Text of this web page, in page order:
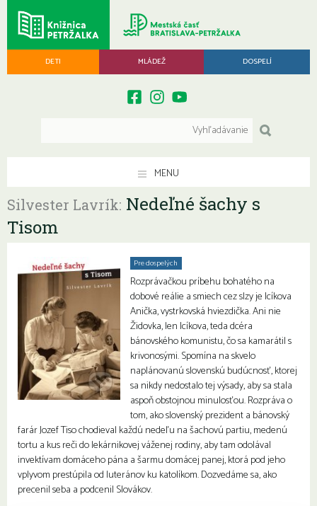
DETI MLÁDEŽ DOSPELÍ
MENU
Silvester Lavrík: Nedeľné šachy s
Tisom
Pre dospelých
Rozprávačkou príbehu bohatého na
dobové reálie a smiech cez slzy je Icíkova
Anička, vystrkovská hviezdička. Ani nie
Židovka, len Icíkova, teda dcéra
bánovského komunistu, čo sa kamarátil s
krivonosými. Spomína na skvelo
naplánovanú slovenskú budúcnosť, ktorej
sa nikdy nedostalo tej výsady, aby sa stala
aspoň obstojnou minulosťou. Rozpráva o
tom, ako slovenský prezident a bánovský
farár Jozef Tiso chodieval každú nedeľu na šachovú partiu, medenú
tortu a kus reči do lekárnikovej váženej rodiny, aby tam odolával
invektívam domáceho pána a šarmu domácej panej, ktorá pod jeho
vplyvom prestúpila od luteránov ku katolíkom. Dozvedáme sa, ako
precenil seba a podcenil Slovákov.